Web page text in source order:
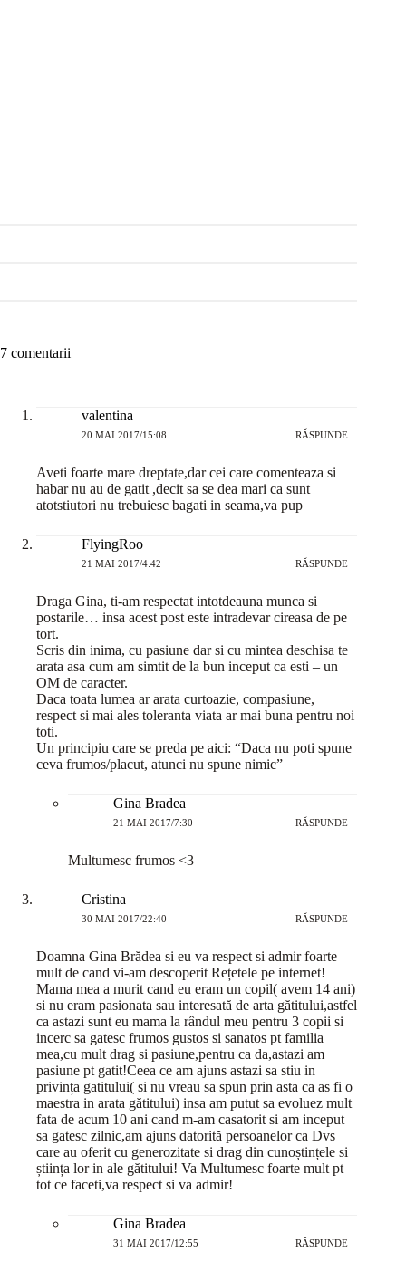
7 comentarii
valentina
20 MAI 2017/15:08 RĂSPUNDE
Aveti foarte mare dreptate,dar cei care comenteaza si
habar nu au de gatit ,decit sa se dea mari ca sunt
atotstiutori nu trebuiesc bagati in seama,va pup
FlyingRoo
21 MAI 2017/4:42 RĂSPUNDE
Draga Gina, ti-am respectat intotdeauna munca si
postarile… insa acest post este intradevar cireasa de pe
tort.
Scris din inima, cu pasiune dar si cu mintea deschisa te
arata asa cum am simtit de la bun inceput ca esti – un
OM de caracter.
Daca toata lumea ar arata curtoazie, compasiune,
respect si mai ales toleranta viata ar mai buna pentru noi
toti.
Un principiu care se preda pe aici: “Daca nu poti spune
ceva frumos/placut, atunci nu spune nimic”
Gina Bradea
21 MAI 2017/7:30 RĂSPUNDE
Multumesc frumos <3
Cristina
30 MAI 2017/22:40 RĂSPUNDE
Doamna Gina Brădea si eu va respect si admir foarte
mult de cand vi-am descoperit Rețetele pe internet!
Mama mea a murit cand eu eram un copil( avem 14 ani)
si nu eram pasionata sau interesată de arta gătitului,astfel
ca astazi sunt eu mama la rândul meu pentru 3 copii si
incerc sa gatesc frumos gustos si sanatos pt familia
mea,cu mult drag si pasiune,pentru ca da,astazi am
pasiune pt gatit!Ceea ce am ajuns astazi sa stiu in
privința gatitului( si nu vreau sa spun prin asta ca as fi o
maestra in arata gătitului) insa am putut sa evoluez mult
fata de acum 10 ani cand m-am casatorit si am inceput
sa gatesc zilnic,am ajuns datorită persoanelor ca Dvs
care au oferit cu generozitate si drag din cunoștințele si
știința lor in ale gătitului! Va Multumesc foarte mult pt
tot ce faceti,va respect si va admir!
Gina Bradea
31 MAI 2017/12:55 RĂSPUNDE